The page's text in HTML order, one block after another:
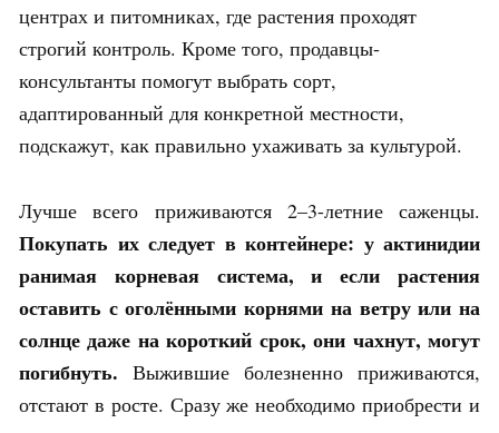
центрах и питомниках, где растения проходят
строгий контроль. Кроме того, продавцы-
консультанты помогут выбрать сорт,
адаптированный для конкретной местности,
подскажут, как правильно ухаживать за культурой.
Лучше всего приживаются 2–3-летние саженцы.
Покупать их следует в контейнере: у актинидии
ранимая корневая система, и если растения
оставить с оголёнными корнями на ветру или на
солнце даже на короткий срок, они чахнут, могут
погибнуть. Выжившие болезненно приживаются,
отстают в росте. Сразу же необходимо приобрести и